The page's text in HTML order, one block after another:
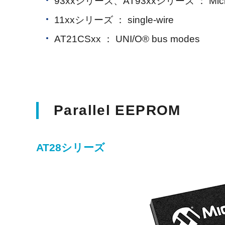
11xxシリーズ ： single-wire
AT21CSxx ： UNI/O® bus modes
Parallel EEPROM
AT28シリーズ